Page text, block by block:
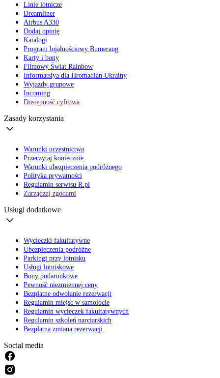
Linie lotnicze
Dreamliner
Airbus A330
Dodaj opinię
Katalogi
Program lojalnościowy Bumerang
Karty i bony
Filmowy Świat Rainbow
Informatsiya dla Hromadian Ukrainy
Wyjazdy grupowe
Incoming
Dostępność cyfrowa
Zasady korzystania
Warunki uczestnictwa
Przeczytaj koniecznie
Warunki ubezpieczenia podróżnego
Polityka prywatności
Regulamin serwisu R.pl
Zarządzaj zgodami
Usługi dodatkowe
Wycieczki fakultatywne
Ubezpieczenia podróżne
Parkingi przy lotnisku
Usługi lotniskowe
Bony podarunkowe
Pewność niezmiennej ceny
Bezpłatne odwołanie rezerwacji
Regulamin miejsc w samolocie
Regulamin wycieczek fakultatywnych
Regulamin szkoleń narciarskich
Bezpłatna zmiana rezerwacji
Social media